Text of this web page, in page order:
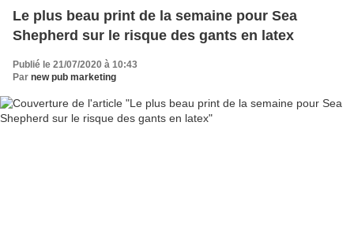
Le plus beau print de la semaine pour Sea
Shepherd sur le risque des gants en latex
Publié le 21/07/2020 à 10:43
Par new pub marketing